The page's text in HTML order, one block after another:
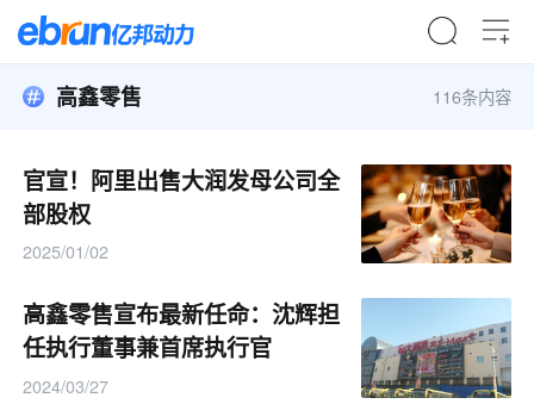
高鑫零售 116条内容
官宣！阿里出售大润发母公司全
部股权
2025/01/02
高鑫零售宣布最新任命：沈辉担
任执行董事兼首席执行官
2024/03/27